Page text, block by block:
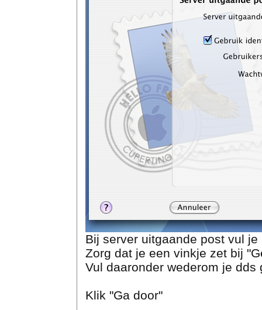
Bij server uitgaande post vul
Zorg dat je een vinkje zet bij
Vul daaronder wederom je
Klik "Ga door"